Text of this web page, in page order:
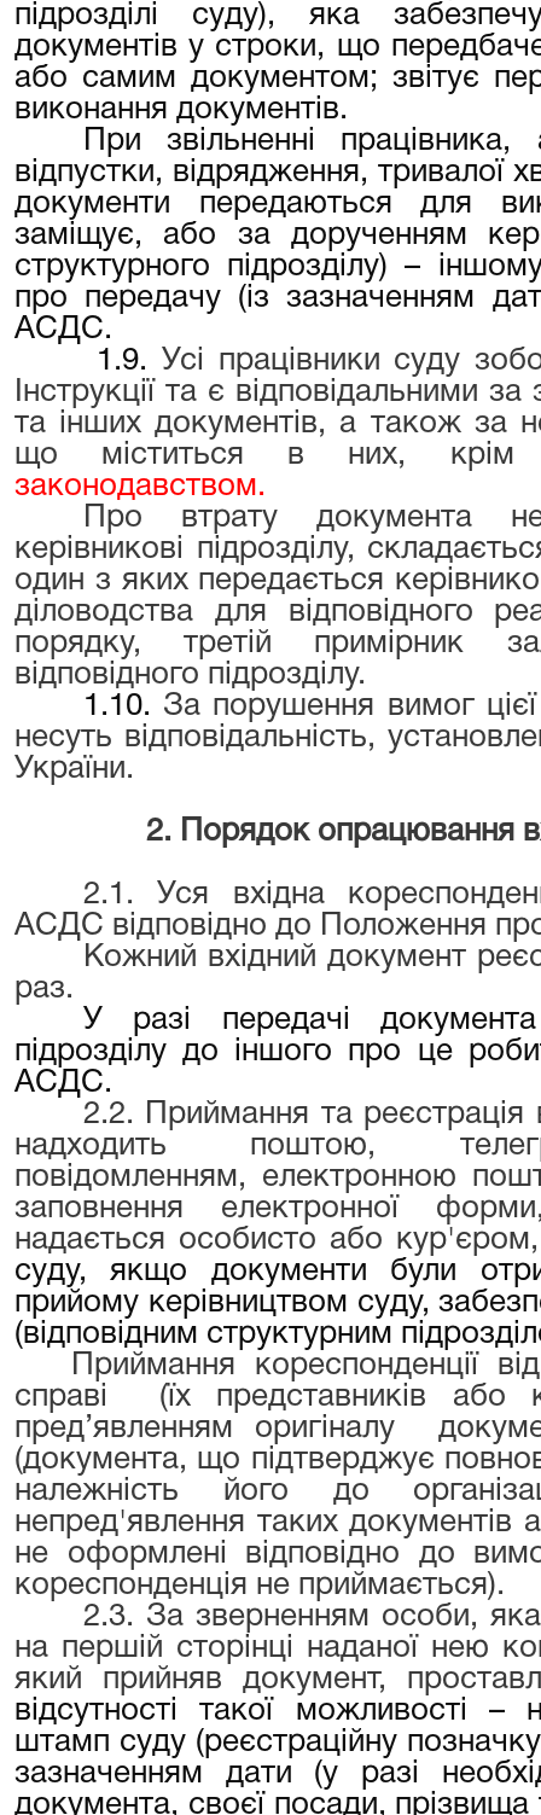
підрозділі суду), яка
документів у строки, що
або самим документом; звітує
виконання документів.
При звільненні
відпустки, відрядження, тривалої
документи передаються для
заміщує, або за дорученням
структурного підрозділу) –
про передачу (із зазначенням
АСДС.
1.9. Усі працівники суду
Інструкції та є відповідальними
та інших документів, а також за
що міститься в них, крім
законодавством.
Про втрату документа
керівникові підрозділу,
один з яких передається
діловодства для відповідного
порядку, третій примірник
відповідного підрозділу.
1.10. За порушення вимог цієї
несуть відповідальність,
України.
2. Порядок опрацювання
2.1. Уся вхідна
АСДС відповідно до Положення
Кожний вхідний документ
раз.
У разі передачі
підрозділу до іншого про це
АСДС.
2.2. Приймання та реєстрація
надходить поштою,
повідомленням, електронною
заповнення електронної
надається особисто або
суду, якщо документи були
прийому керівництвом суду,
(відповідним структурним
Приймання кореспонденції
справі (їх представників або
пред’явленням оригіналу
(документа, що підтверджує
належність його до
непред'явлення таких
не оформлені відповідно до
кореспонденція не приймається).
2.3. За зверненням особи,
на першій сторінці наданої нею
який прийняв документ,
відсутності такої можливості –
штамп суду (реєстраційну
зазначенням дати (у разі
документа, своєї посади, прізвища